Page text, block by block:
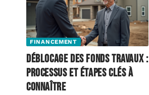
FINANCEMENT
Déblocage des fonds travaux :
processus et étapes clés à
connaître